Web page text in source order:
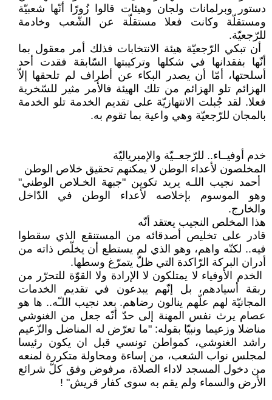
دستور وبرلمانات ولجان ‏وهيئات قالوا زُورًا أنّها شعبيّة
ومستقلّة ‏وكانت فعلا مستقلّة عن الشّعب وخادمة
‏للرّجعيّة.‏
‏ أن تبكي الرّجعيّة هيئة الانتخابات فذلك ‏أمر معقول بما
أنّها بفقدانها في شكلها ‏وتركيبتها السّابقة فقدت أحد
أسلحتها، أمّا ‏أن يصدر البكاء عن أطراف لم تلحقها إلاّ
‏الهزائم تلو الهزائم من تلك الهيئة فالأمر ‏مثير للسّخرية
فعلا. لقد جُبلت الانتهازيّة ‏على تقديم الخدمة تلو الخدمة
بالمجان ‏للرّجعيّة وهي واعية بما تقوم به‎.‎
خدم أوفيــاء.. للرّجعــيّة والإمبرياليّة
المخلصون لأعداء الوطن لا يمكنهم تحقيق خلاص الوطن
‏ أحمد نجيب اللـه يريد تكوين "جبهة الخـلاص الوطني"
وهو الموسوم بإخلاصه لأعداء ‏الوطن في الدّاخل
‏والخارج. ‏
هذا المخلص النجيب يعتقد أنّه ‏
قادر على تخليص أصدقائه من المستنقع ‏الذي سقطوا
فيه.. لكنّه واهم، ‏وهو الذي ‏لم يستطع أن يخلّص ذاته من
أدران ‏البركة الرّاكدة التي ظلّ يتمرّغ ‏وسطها. ‏
‏ الخدم الأوفياء لا يمتلكون لا الإرادة ‏ولا القوّة للتحرّر من
ربقة أسيادهم، بل ‏إنّهم يبدعون في تقديم الخدمات
المجانيّة ‏لهم علّهم ينالون رضاهم. بعد نجيب ‏اللـّه.. ها هو
عصام يرث نفس المهنة إلى ‏حدّ أنّه جعل من الغنوشي
مناضلا وزعيما ‏ونبيّا بقوله‎:‎‏ "ما تعرّض له المناضل ‏والزّعيم
راشد الغنوشي، كمواطن تونسي ‏قبل ان يكون رئيسا
لمجلس نواب الشعب، ‏من إساءة ومحاولة متكررة لمنعه
من ‏دخول المسجد لاداء الصلاة، مرفوض ‏وفق كلّ شرائع
الأرض والسماء ولم يقم ‏به سوى كفار قريش" ‏‎!‎